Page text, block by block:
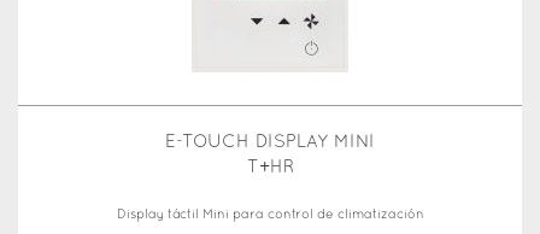
E-TOUCH DISPLAY MINI
T+HR
Display táctil Mini para control de climatización